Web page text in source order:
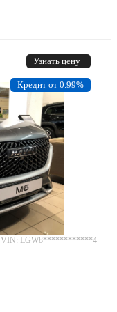
Узнать цену
VIN: LGW8************4
Кредит от 0.99%